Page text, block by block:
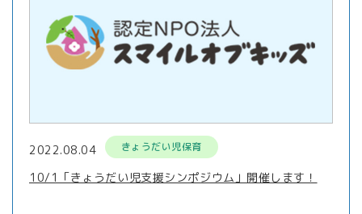
2022.08.04 きょうだい児保育
10/1「きょうだい児支援シンポジウム」開催します！